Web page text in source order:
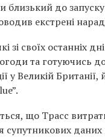
близький до
екстрені
зі своїх останніх
та готуючись
у Великій Британії,
що Трасс
супутникових